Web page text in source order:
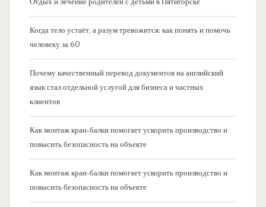
Когда тело устаёт, а разум тревожится: как понять и помочь
человеку за 60
Почему качественный перевод документов на английский
язык стал отдельной услугой для бизнеса и частных
клиентов
Как монтаж кран-балки помогает ускорить производство и
повысить безопасность на объекте
Как монтаж кран-балки помогает ускорить производство и
повысить безопасность на объекте